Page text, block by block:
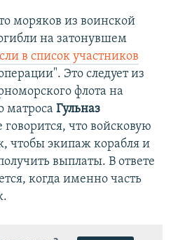
моряков из воинской
на затонувшем
в список участников
Это следует из
флота на
матроса Гульназ
говорится, что войсковую
чтобы экипаж корабля и
выплаты. В ответе
когда именно часть